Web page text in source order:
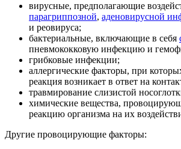
вирусные, предполагающие
парагриппозной, аденовирусной
и реовируса;
бактериальные, включающие в себя
пневмококковую инфекцию и
грибковые инфекции;
аллергические факторы, при
реакция возникает в ответ на
травмирование слизистой
химические вещества,
реакцию организма на их
Другие провоцирующие факторы: